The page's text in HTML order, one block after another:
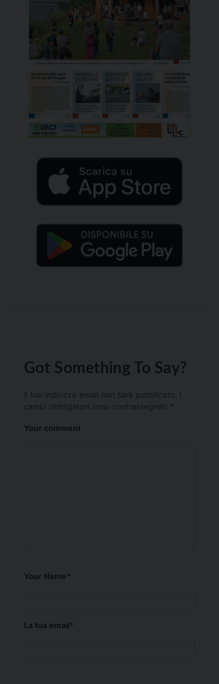
Got Something To Say?
Il tuo indirizzo email non sarà pubblicato.
campi obbligatori sono contrassegnati *
Your comment
Your Name*
La tua email*